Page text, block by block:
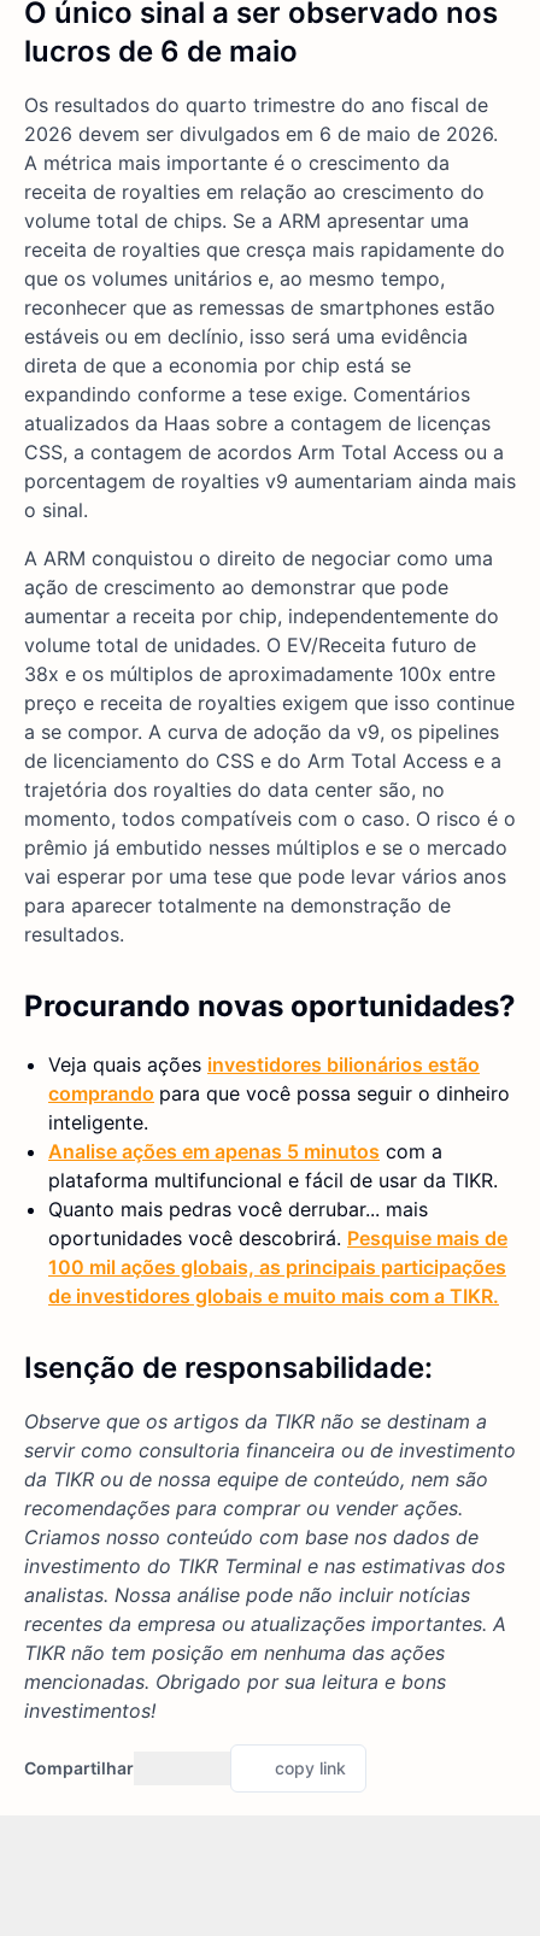
O único sinal a ser observado nos
lucros de 6 de maio
Os resultados do quarto trimestre do ano fiscal de
2026 devem ser divulgados em 6 de maio de 2026.
A métrica mais importante é o crescimento da
receita de royalties em relação ao crescimento do
volume total de chips. Se a ARM apresentar uma
receita de royalties que cresça mais rapidamente do
que os volumes unitários e, ao mesmo tempo,
reconhecer que as remessas de smartphones estão
estáveis ou em declínio, isso será uma evidência
direta de que a economia por chip está se
expandindo conforme a tese exige. Comentários
atualizados da Haas sobre a contagem de licenças
CSS, a contagem de acordos Arm Total Access ou a
porcentagem de royalties v9 aumentariam ainda mais
o sinal.
A ARM conquistou o direito de negociar como uma
ação de crescimento ao demonstrar que pode
aumentar a receita por chip, independentemente do
volume total de unidades. O EV/Receita futuro de
38x e os múltiplos de aproximadamente 100x entre
preço e receita de royalties exigem que isso continue
a se compor. A curva de adoção da v9, os pipelines
de licenciamento do CSS e do Arm Total Access e a
trajetória dos royalties do data center são, no
momento, todos compatíveis com o caso. O risco é o
prêmio já embutido nesses múltiplos e se o mercado
vai esperar por uma tese que pode levar vários anos
para aparecer totalmente na demonstração de
resultados.
Procurando novas oportunidades?
Veja quais ações investidores bilionários estão
comprando para que você possa seguir o dinheiro
inteligente.
Analise ações em apenas 5 minutos com a
plataforma multifuncional e fácil de usar da TIKR.
Quanto mais pedras você derrubar... mais
oportunidades você descobrirá. Pesquise mais de
100 mil ações globais, as principais participações
de investidores globais e muito mais com a TIKR.
Isenção de responsabilidade:
Observe que os artigos da TIKR não se destinam a
servir como consultoria financeira ou de investimento
da TIKR ou de nossa equipe de conteúdo, nem são
recomendações para comprar ou vender ações.
Criamos nosso conteúdo com base nos dados de
investimento do TIKR Terminal e nas estimativas dos
analistas. Nossa análise pode não incluir notícias
recentes da empresa ou atualizações importantes. A
TIKR não tem posição em nenhuma das ações
mencionadas. Obrigado por sua leitura e bons
investimentos!
Compartilhar copy link